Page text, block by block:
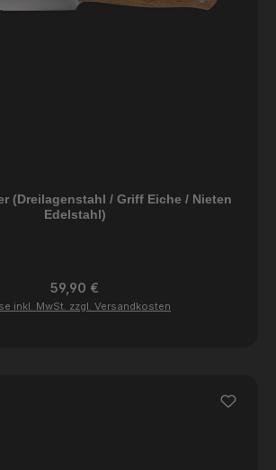
(Dreilagenstahl / Griff Eiche / Nieten
Edelstahl)
Regulärer Preis:
59,90 €
inkl. MwSt. zzgl. Versandkosten